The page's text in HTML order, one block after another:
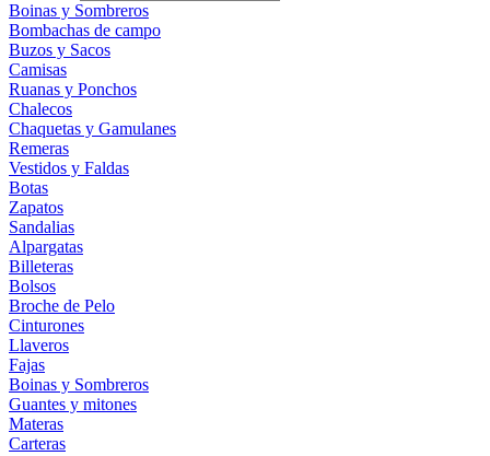
Boinas y Sombreros
Bombachas de campo
Buzos y Sacos
Camisas
Ruanas y Ponchos
Chalecos
Chaquetas y Gamulanes
Remeras
Vestidos y Faldas
Botas
Zapatos
Sandalias
Alpargatas
Billeteras
Bolsos
Broche de Pelo
Cinturones
Llaveros
Fajas
Boinas y Sombreros
Guantes y mitones
Materas
Carteras